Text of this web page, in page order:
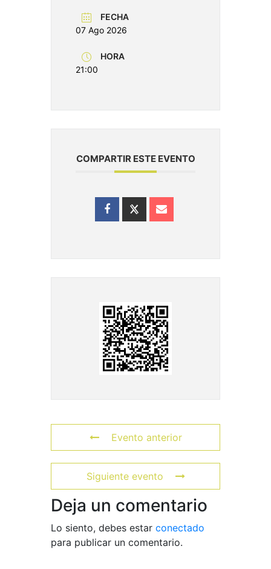
FECHA
07 Ago 2026
HORA
21:00
COMPARTIR ESTE EVENTO
Evento anterior
Siguiente evento
Deja un comentario
Lo siento, debes estar conectado
para publicar un comentario.